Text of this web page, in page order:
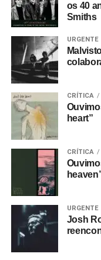
os 40
Smiths
URGENTE
CRÍTICA
heart”
CRÍTICA
URGENTE
Josh